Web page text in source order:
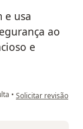
e usa
ao
e
• na opinião do
Solicitar revisão